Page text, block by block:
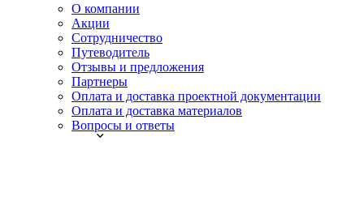
О компании
Акции
Сотрудничество
Путеводитель
Отзывы и предложения
Партнеры
Оплата и доставка проектной документации
Оплата и доставка материалов
Вопросы и ответы